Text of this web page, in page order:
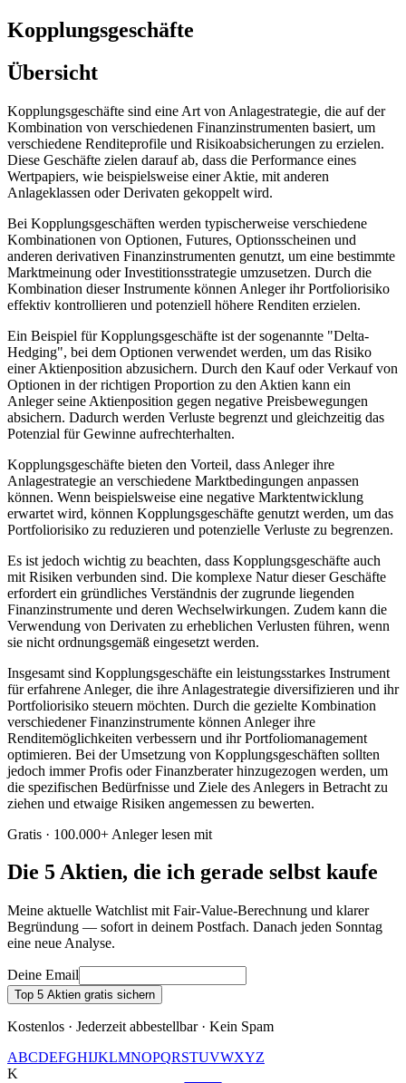
Kopplungsgeschäfte
Übersicht
Kopplungsgeschäfte sind eine Art von Anlagestrategie, die auf der
Kombination von verschiedenen Finanzinstrumenten basiert, um
verschiedene Renditeprofile und Risikoabsicherungen zu erzielen.
Diese Geschäfte zielen darauf ab, dass die Performance eines
Wertpapiers, wie beispielsweise einer Aktie, mit anderen
Anlageklassen oder Derivaten gekoppelt wird.
Bei Kopplungsgeschäften werden typischerweise verschiedene
Kombinationen von Optionen, Futures, Optionsscheinen und
anderen derivativen Finanzinstrumenten genutzt, um eine bestimmte
Marktmeinung oder Investitionsstrategie umzusetzen. Durch die
Kombination dieser Instrumente können Anleger ihr Portfoliorisiko
effektiv kontrollieren und potenziell höhere Renditen erzielen.
Ein Beispiel für Kopplungsgeschäfte ist der sogenannte "Delta-
Hedging", bei dem Optionen verwendet werden, um das Risiko
einer Aktienposition abzusichern. Durch den Kauf oder Verkauf von
Optionen in der richtigen Proportion zu den Aktien kann ein
Anleger seine Aktienposition gegen negative Preisbewegungen
absichern. Dadurch werden Verluste begrenzt und gleichzeitig das
Potenzial für Gewinne aufrechterhalten.
Kopplungsgeschäfte bieten den Vorteil, dass Anleger ihre
Anlagestrategie an verschiedene Marktbedingungen anpassen
können. Wenn beispielsweise eine negative Marktentwicklung
erwartet wird, können Kopplungsgeschäfte genutzt werden, um das
Portfoliorisiko zu reduzieren und potenzielle Verluste zu begrenzen.
Es ist jedoch wichtig zu beachten, dass Kopplungsgeschäfte auch
mit Risiken verbunden sind. Die komplexe Natur dieser Geschäfte
erfordert ein gründliches Verständnis der zugrunde liegenden
Finanzinstrumente und deren Wechselwirkungen. Zudem kann die
Verwendung von Derivaten zu erheblichen Verlusten führen, wenn
sie nicht ordnungsgemäß eingesetzt werden.
Insgesamt sind Kopplungsgeschäfte ein leistungsstarkes Instrument
für erfahrene Anleger, die ihre Anlagestrategie diversifizieren und ihr
Portfoliorisiko steuern möchten. Durch die gezielte Kombination
verschiedener Finanzinstrumente können Anleger ihre
Renditemöglichkeiten verbessern und ihr Portfoliomanagement
optimieren. Bei der Umsetzung von Kopplungsgeschäften sollten
jedoch immer Profis oder Finanzberater hinzugezogen werden, um
die spezifischen Bedürfnisse und Ziele des Anlegers in Betracht zu
ziehen und etwaige Risiken angemessen zu bewerten.
Gratis · 100.000+ Anleger lesen mit
Die 5 Aktien, die ich gerade selbst kaufe
Meine aktuelle Watchlist mit Fair-Value-Berechnung und klarer
Begründung — sofort in deinem Postfach. Danach jeden Sonntag
eine neue Analyse.
Deine Email
Top 5 Aktien gratis sichern
Kostenlos · Jederzeit abbestellbar · Kein Spam
ABCDEFGHIJKLMNOPQRSTUVWXYZ
K